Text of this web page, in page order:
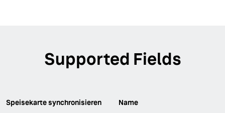
Supported Fields
Speisekarte synchronisieren
Name